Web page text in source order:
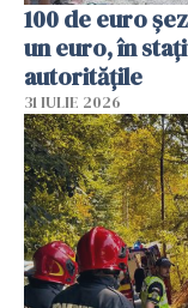
100 de euro
un euro, în
autoritățile
31 IULIE 2026